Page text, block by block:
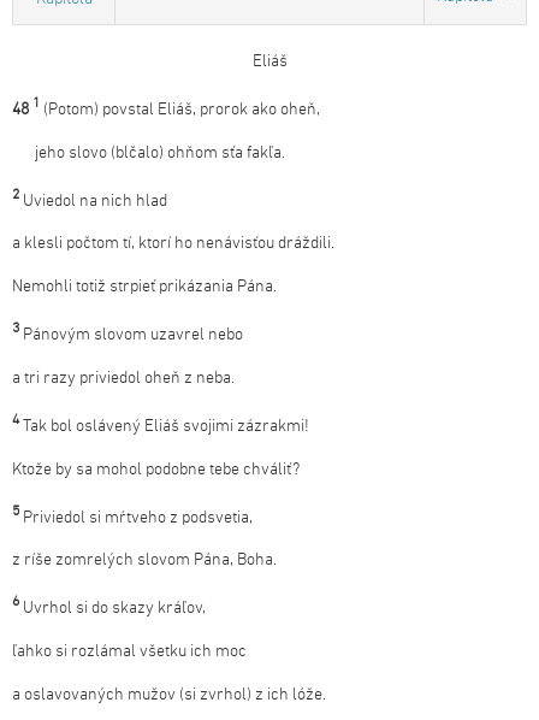
Eliáš
48 1 (Potom) povstal Eliáš, prorok ako oheň,
jeho slovo (blčalo) ohňom sťa fakľa.
2 Uviedol na nich hlad
a klesli počtom tí, ktorí ho nenávisťou dráždili.
Nemohli totiž strpieť prikázania Pána.
3 Pánovým slovom uzavrel nebo
a tri razy priviedol oheň z neba.
4Tak bol oslávený Eliáš svojimi zázrakmi!
Ktože by sa mohol podobne tebe chváliť?
5 Priviedol si mŕtveho z podsvetia,
z ríše zomrelých slovom Pána, Boha.
6 Uvrhol si do skazy kráľov,
ľahko si rozlámal všetku ich moc
a oslavovaných mužov (si zvrhol) z ich lóže.